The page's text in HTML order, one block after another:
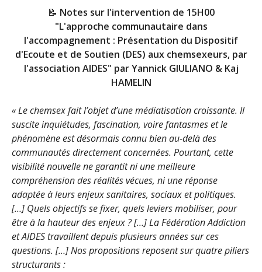
📝 Notes sur l'intervention de 15H00
"L'approche communautaire dans
l'accompagnement : Présentation du Dispositif
d'Ecoute et de Soutien (DES) aux chemsexeurs, par
l'association AIDES" par Yannick GIULIANO & Kaj
HAMELIN
« Le chemsex fait l’objet d’une médiatisation croissante. Il
suscite inquiétudes, fascination, voire fantasmes et le
phénomène est désormais connu bien au-delà des
communautés directement concernées. Pourtant, cette
visibilité nouvelle ne garantit ni une meilleure
compréhension des réalités vécues, ni une réponse
adaptée à leurs enjeux sanitaires, sociaux et politiques.
[…] Quels objectifs se fixer, quels leviers mobiliser, pour
être à la hauteur des enjeux ? […] La Fédération Addiction
et AIDES travaillent depuis plusieurs années sur ces
questions. […] Nos propositions reposent sur quatre piliers
structurants :